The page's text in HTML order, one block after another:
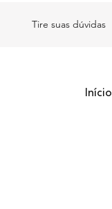
Tire suas dúvidas
Início